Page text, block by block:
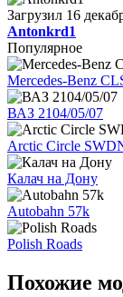
Загрузил 16
Antonkrd1
Популярное
Mercedes-Benz
ВАЗ 2104/05/07
Arctic Circle
Калач на Дону
Autobahn 57k
Polish Roads
Похожие